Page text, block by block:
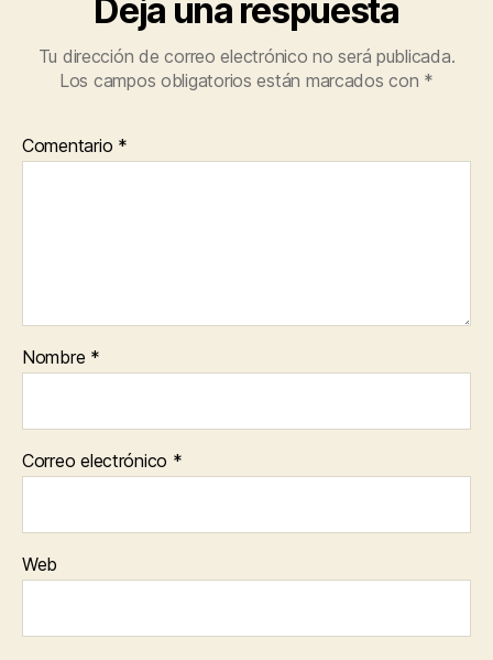
Deja una respuesta
Tu dirección de correo electrónico no será publicada.
Los campos obligatorios están marcados con *
Comentario *
Nombre *
Correo electrónico *
Web